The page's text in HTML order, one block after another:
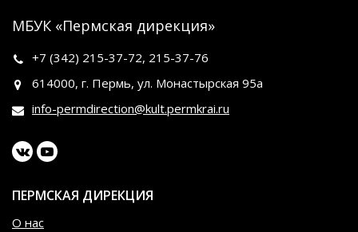
МБУК «Пермская дирекция»
+7 (342) 215-37-72, 215-37-76
614000, г. Пермь, ул. Монастырская 95а
info-permdirection@kult.permkrai.ru
ПЕРМСКАЯ ДИРЕКЦИЯ
О нас